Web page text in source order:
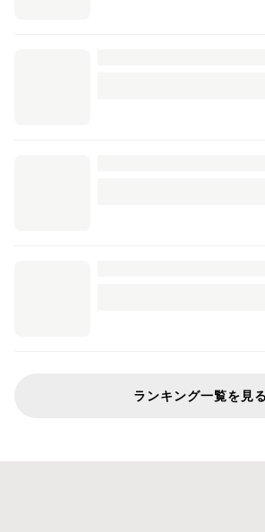
ランキング一覧を見る